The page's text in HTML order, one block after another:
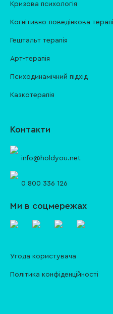
Кризова психологія
Когнітивно-поведінкова
Гештальт терапія
Арт-терапія
Психодинамічний підхід
Казкотерапія
Контакти
info@holdyou.net
0 800 336 126
Ми в соцмережах
Угода користувача
Політика конфіденційності